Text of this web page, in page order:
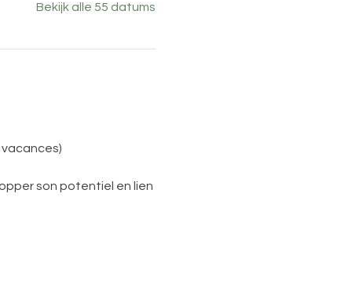
Bekijk alle 55 datums
son potentiel en lien